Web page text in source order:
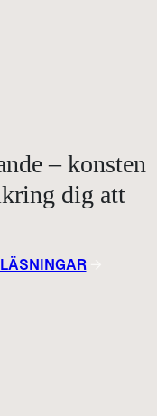
– konsten
dig att
→